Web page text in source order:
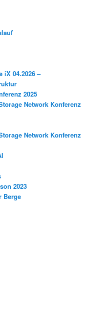
04.2026 –
2025
Network Konferenz
Network Konferenz
2023
Berge